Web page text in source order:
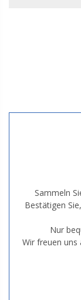
Sammeln
Bestätigen
Nur
Wir freuen uns